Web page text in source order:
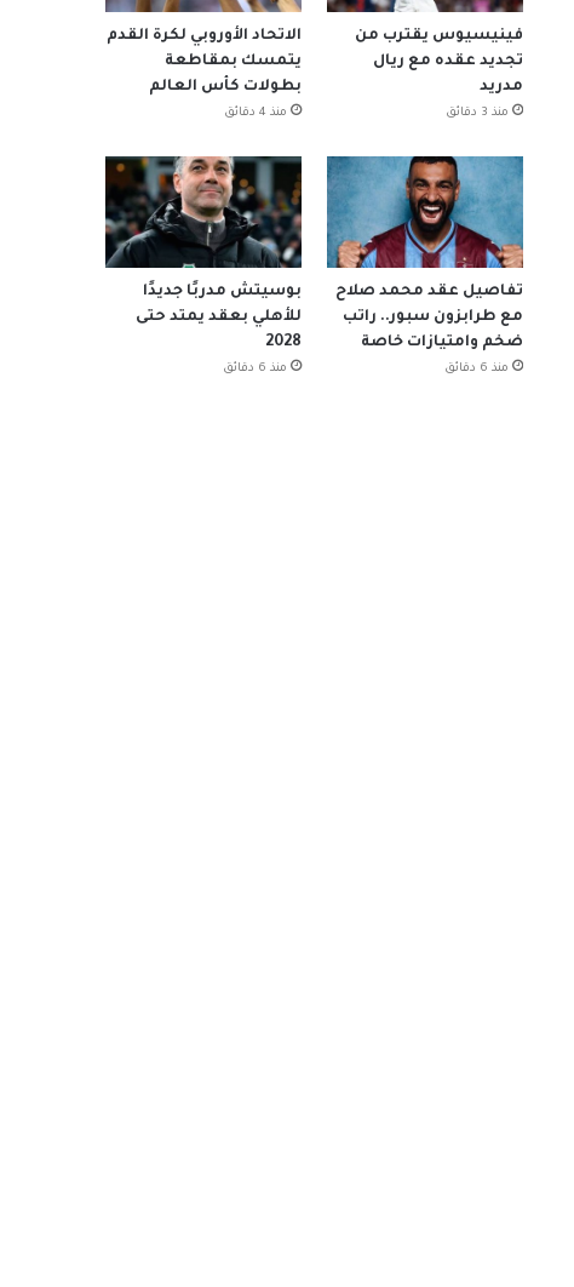
فينيسيوس يقترب من
تجديد عقده مع ريال
مدريد
منذ 3 دقائق
الاتحاد الأوروبي لكرة القدم
يتمسك بمقاطعة
بطولات كأس العالم
منذ 4 دقائق
تفاصيل عقد محمد صلاح
مع طرابزون سبور.. راتب
ضخم وامتيازات خاصة
منذ 6 دقائق
بوسيتش مدربًا جديدًا
للأهلي بعقد يمتد حتى
2028
منذ 6 دقائق